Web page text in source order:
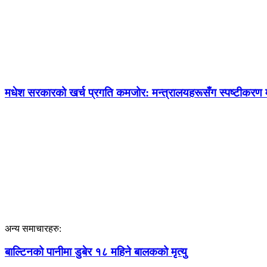
मधेश सरकारको खर्च प्रगति कमजोर: मन्त्रालयहरूसँग स्पष्टीकरण
अन्य समाचारहरु:
बाल्टिनको पानीमा डुबेर १८ महिने बालकको मृत्यु